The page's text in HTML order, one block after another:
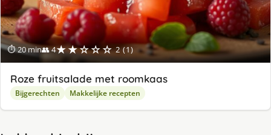
⏱ 20 min👥 4★★☆☆☆ 2 (1)
Roze fruitsalade met roomkaas
Bijgerechten Makkelijke recepten